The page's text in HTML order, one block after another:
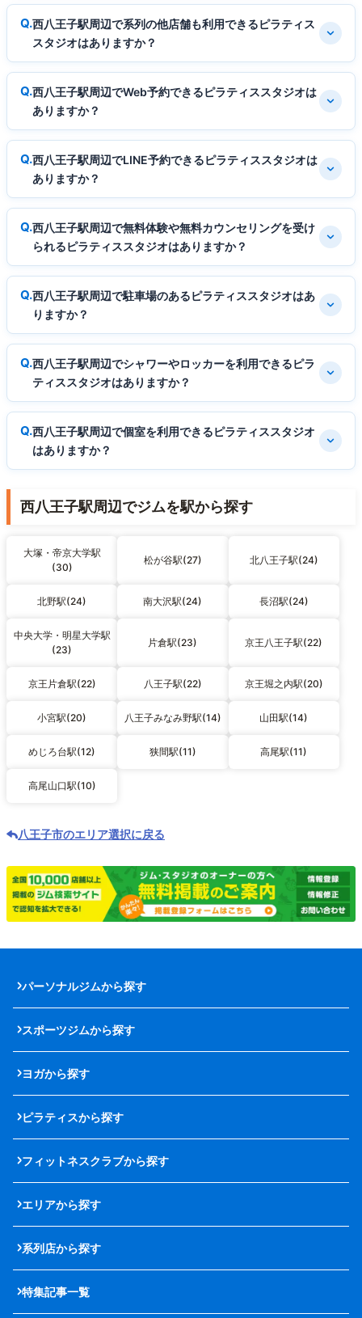
西八王子駅周辺で系列の他店舗も利用できるピラティス
スタジオはありますか？
西八王子駅周辺でWeb予約できるピラティススタジオは
ありますか？
西八王子駅周辺でLINE予約できるピラティススタジオは
ありますか？
西八王子駅周辺で無料体験や無料カウンセリングを受け
られるピラティススタジオはありますか？
西八王子駅周辺で駐車場のあるピラティススタジオはあ
りますか？
西八王子駅周辺でシャワーやロッカーを利用できるピラ
ティススタジオはありますか？
西八王子駅周辺で個室を利用できるピラティススタジオ
はありますか？
西八王子駅周辺でジムを駅から探す
大塚・帝京大学駅
(30)
松が谷駅(27) 北八王子駅(24)
北野駅(24) 南大沢駅(24) 長沼駅(24)
中央大学・明星大学駅
(23)
片倉駅(23) 京王八王子駅(22)
京王片倉駅(22) 八王子駅(22) 京王堀之内駅(20)
小宮駅(20) 八王子みなみ野駅(14) 山田駅(14)
めじろ台駅(12) 狭間駅(11) 高尾駅(11)
高尾山口駅(10)
八王子市のエリア選択に戻る
パーソナルジムから探す
スポーツジムから探す
ヨガから探す
ピラティスから探す
フィットネスクラブから探す
エリアから探す
系列店から探す
特集記事一覧